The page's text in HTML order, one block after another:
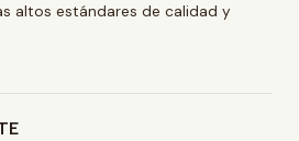
altos estándares de calidad y